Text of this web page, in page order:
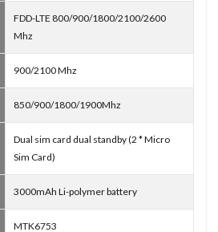
FDD-LTE 800/900/1800/2100/2600
Mhz
900/2100 Mhz
850/900/1800/1900Mhz
Dual sim card dual standby (2 * Micro
Sim Card)
3000mAh Li-polymer battery
MTK6753